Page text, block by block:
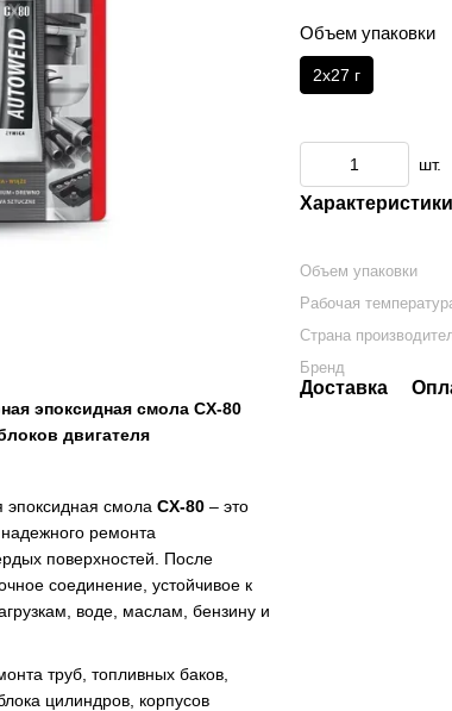
эпоксидная смола CX-80
двигателя
эпоксидная смола CX-80 – это
ремонта
поверхностей. После
соединение, устойчивое к
воде, маслам, бензину и
труб, топливных баков,
цилиндров, корпусов
Объем упаковки
2х27 г
шт.
Характеристики
Объем упаковки
Рабочая
Страна
Бренд
Доставка